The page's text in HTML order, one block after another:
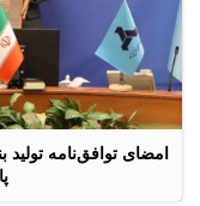
امضای توافق‌نامه